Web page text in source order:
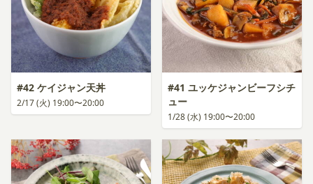
#42 ケイジャン天丼
2/17 (火) 19:00〜20:00
#41 ユッケジャンビーフシチ
ュー
1/28 (水) 19:00〜20:00